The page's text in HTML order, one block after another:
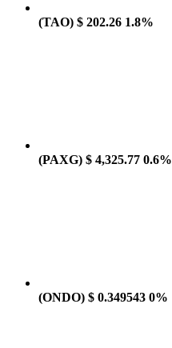
(TAO) $ 202.26 1.8%
(PAXG) $ 4,325.77 0.6%
(ONDO) $ 0.349543 0%